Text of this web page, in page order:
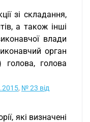
зі складання,
а також інші
влади
орган
голова, голова
, № 23 від
які визначені